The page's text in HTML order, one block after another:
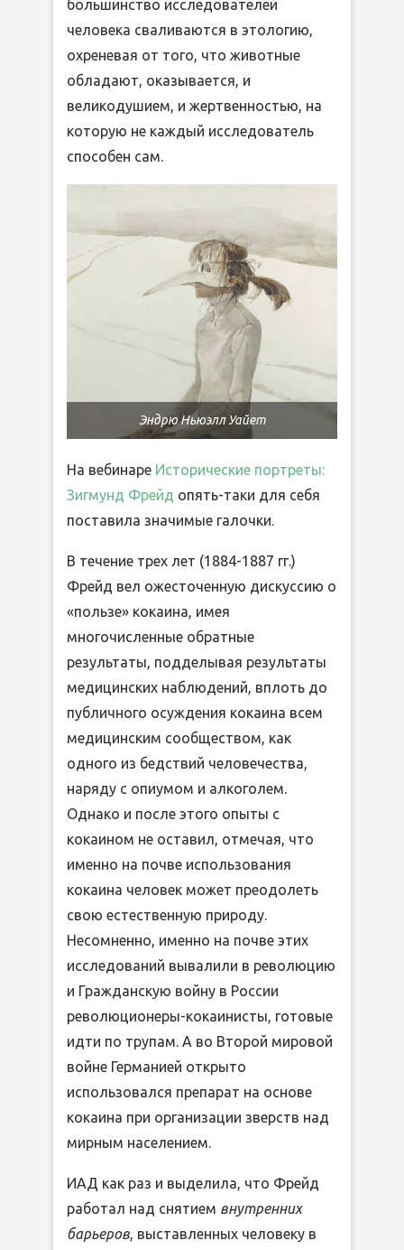
большинство исследователей
человека сваливаются в этологию,
охреневая от того, что животные
обладают, оказывается, и
великодушием, и жертвенностью, на
которую не каждый исследователь
способен сам.
Эндрю Ньюэлл Уайет
На вебинаре Исторические портреты:
Зигмунд Фрейд опять-таки для себя
поставила значимые галочки.
В течение трех лет (1884-1887 гг.)
Фрейд вел ожесточенную дискуссию о
«пользе» кокаина, имея
многочисленные обратные
результаты, подделывая результаты
медицинских наблюдений, вплоть до
публичного осуждения кокаина всем
медицинским сообществом, как
одного из бедствий человечества,
наряду с опиумом и алкоголем.
Однако и после этого опыты с
кокаином не оставил, отмечая, что
именно на почве использования
кокаина человек может преодолеть
свою естественную природу.
Несомненно, именно на почве этих
исследований вывалили в революцию
и Гражданскую войну в России
революционеры-кокаинисты, готовые
идти по трупам. А во Второй мировой
войне Германией открыто
использовался препарат на основе
кокаина при организации зверств над
мирным населением.
ИАД как раз и выделила, что Фрейд
работал над снятием внутренних
барьеров, выставленных человеку в